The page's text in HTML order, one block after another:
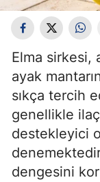
Elma sirkesi,
ayak
sıkça tercih
genellikle
destekleyici
dengesini